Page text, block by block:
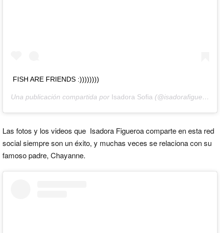
FISH ARE FRIENDS :))))))))
Una publicación compartida por Isadora Sofia (@isadorafigueroa) el
Las fotos y los videos que Isadora Figueroa comparte en esta red
social siempre son un éxito, y muchas veces se relaciona con su
famoso padre, Chayanne.